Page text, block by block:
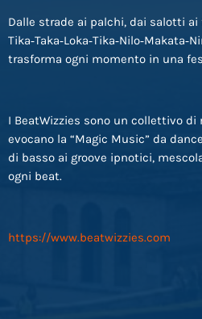
Dalle strade ai palchi, dai salotti ai
trasforma ogni momento in una
I BeatWizzies sono un collettivo
evocano la “Magic Music” da
di basso ai groove ipnotici,
ogni beat.
https://www.beatwizzies.com